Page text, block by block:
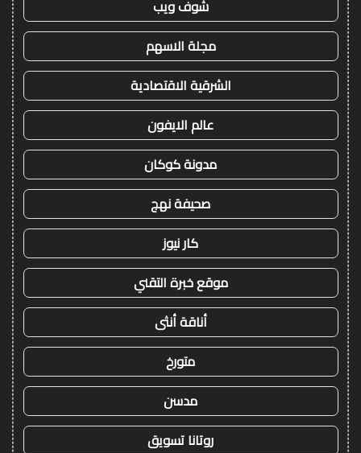
شوف ويب
مجلة الاسهم
الشرقية الاقتصادية
عالم الايفون
مدونة كوكان
صحيفة نهج
كار نيوز
موقع خبرة التقني
أناقة أنثى
متورخ
مدسن
روتانا تسويق